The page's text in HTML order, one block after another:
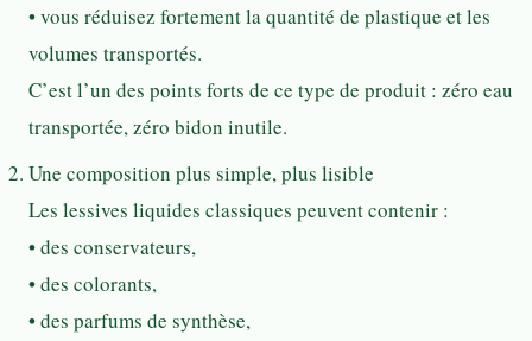
• vous réduisez fortement la quantité de plastique et les
volumes transportés.
C’est l’un des points forts de ce type de produit : zéro eau
transportée, zéro bidon inutile.
Une composition plus simple, plus lisible
Les lessives liquides classiques peuvent contenir :
• des conservateurs,
• des colorants,
• des parfums de synthèse,